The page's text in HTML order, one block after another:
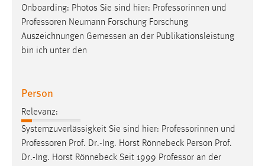
Onboarding: Photos Sie sind hier: Professorinnen und
Professoren Neumann Forschung Forschung
Auszeichnungen Gemessen an der Publikationsleistung
bin ich unter den
Person
Relevanz:
Systemzuverlässigkeit Sie sind hier: Professorinnen und
Professoren Prof. Dr.-Ing. Horst Rönnebeck Person Prof.
Dr.-Ing. Horst Rönnebeck Seit 1999 Professor an der
Login
Name:
fe_user, be_user, be_lastLoginProvider
einloggen zu können.
Cookie Laufzeit:
24 Stunden